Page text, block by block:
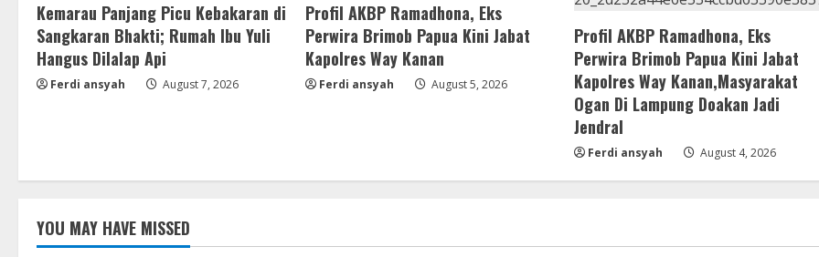
Kemarau Panjang Picu Kebakaran di
Sangkaran Bhakti; Rumah Ibu Yuli
Hangus Dilalap Api
Ferdi ansyah August 7, 2026
Profil AKBP Ramadhona, Eks
Perwira Brimob Papua Kini Jabat
Kapolres Way Kanan
Ferdi ansyah August 5, 2026
Profil AKBP Ramadhona, Eks
Perwira Brimob Papua Kini Jabat
Kapolres Way Kanan,Masyarakat
Ogan Di Lampung Doakan Jadi
Jendral
Ferdi ansyah August 4, 2026
YOU MAY HAVE MISSED